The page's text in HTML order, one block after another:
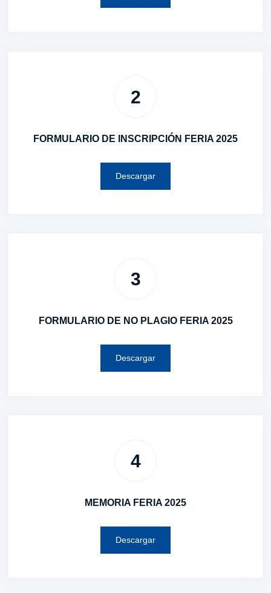
2
FORMULARIO DE INSCRIPCIÓN FERIA 2025
Descargar
3
FORMULARIO DE NO PLAGIO FERIA 2025
Descargar
4
MEMORIA FERIA 2025
Descargar